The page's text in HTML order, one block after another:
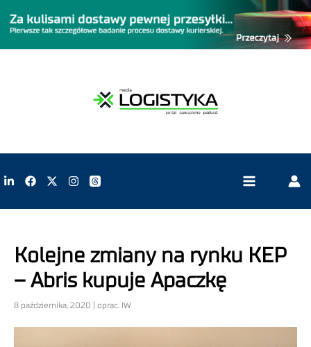
Kolejne zmiany na rynku KEP
– Abris kupuje Apaczkę
8 października, 2020 | oprac. IW